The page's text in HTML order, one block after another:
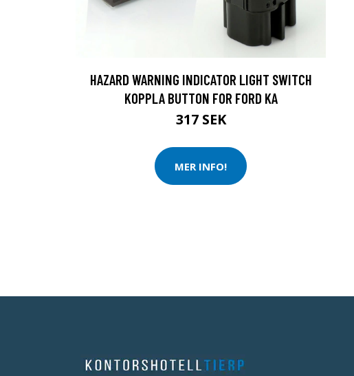
HAZARD WARNING INDICATOR LIGHT SWITCH
KOPPLA BUTTON FOR FORD KA
317 SEK
MER INFO!